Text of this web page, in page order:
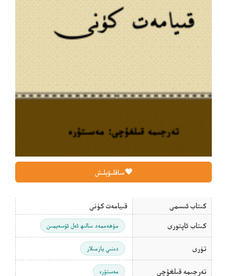
ساقلىۋېلىش
كىتاب ئىسمى قىيامەت كۈنى
كىتاب ئاپتورى مۇھەممەد سالىھ ئەل ئۇسەيمىن
تۈرى دىنىي يازمىلار
تەرجىمە قىلغۇچى مەستۇرە